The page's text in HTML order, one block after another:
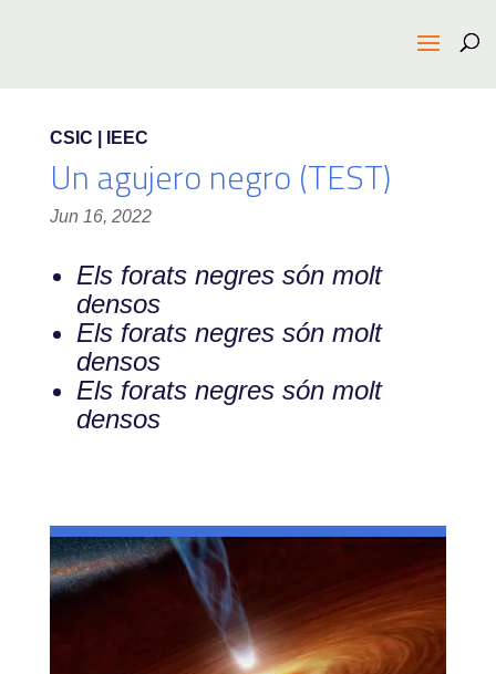
CSIC | IEEC
Un agujero negro (TEST)
Jun 16, 2022
Els forats negres són molt
densos
Els forats negres són molt
densos
Els forats negres són molt
densos